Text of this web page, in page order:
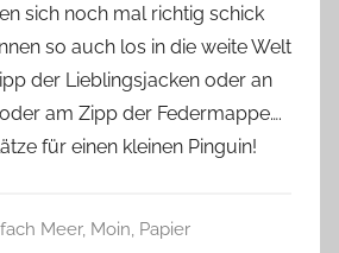
n
G
l
a
s
e
sich noch mal richtig schick
so auch los in die weite Welt
der Lieblingsjacken oder an
am Zipp der Federmappe….
für einen kleinen Pinguin!
Meer, Moin, Papier